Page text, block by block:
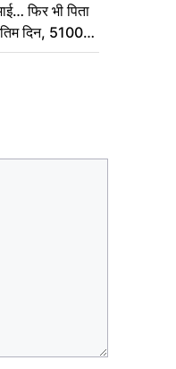
फिर भी पिता
दिन, 5100
कर दीजिए